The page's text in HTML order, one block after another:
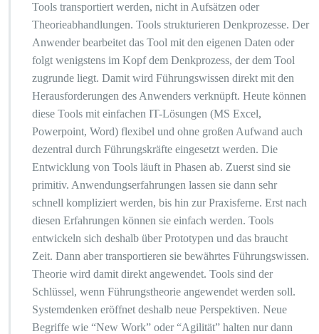
Tools transportiert werden, nicht in Aufsätzen oder
Theorieabhandlungen. Tools strukturieren Denkprozesse. Der
Anwender bearbeitet das Tool mit den eigenen Daten oder
folgt wenigstens im Kopf dem Denkprozess, der dem Tool
zugrunde liegt. Damit wird Führungswissen direkt mit den
Herausforderungen des Anwenders verknüpft. Heute können
diese Tools mit einfachen IT-Lösungen (MS Excel,
Powerpoint, Word) flexibel und ohne großen Aufwand auch
dezentral durch Führungskräfte eingesetzt werden. Die
Entwicklung von Tools läuft in Phasen ab. Zuerst sind sie
primitiv. Anwendungserfahrungen lassen sie dann sehr
schnell kompliziert werden, bis hin zur Praxisferne. Erst nach
diesen Erfahrungen können sie einfach werden. Tools
entwickeln sich deshalb über Prototypen und das braucht
Zeit. Dann aber transportieren sie bewährtes Führungswissen.
Theorie wird damit direkt angewendet. Tools sind der
Schlüssel, wenn Führungstheorie angewendet werden soll.
Systemdenken eröffnet deshalb neue Perspektiven. Neue
Begriffe wie “New Work” oder “Agilität” halten nur dann